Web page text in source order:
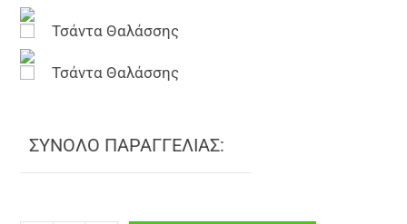
Τσάντα Θαλάσσης
Τσάντα Θαλάσσης
ΣΥΝΟΛΟ ΠΑΡΑΓΓΕΛΙΑΣ: